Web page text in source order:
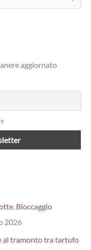
aggiornato
Bloccaggio
2026
al tramonto tra tartufo